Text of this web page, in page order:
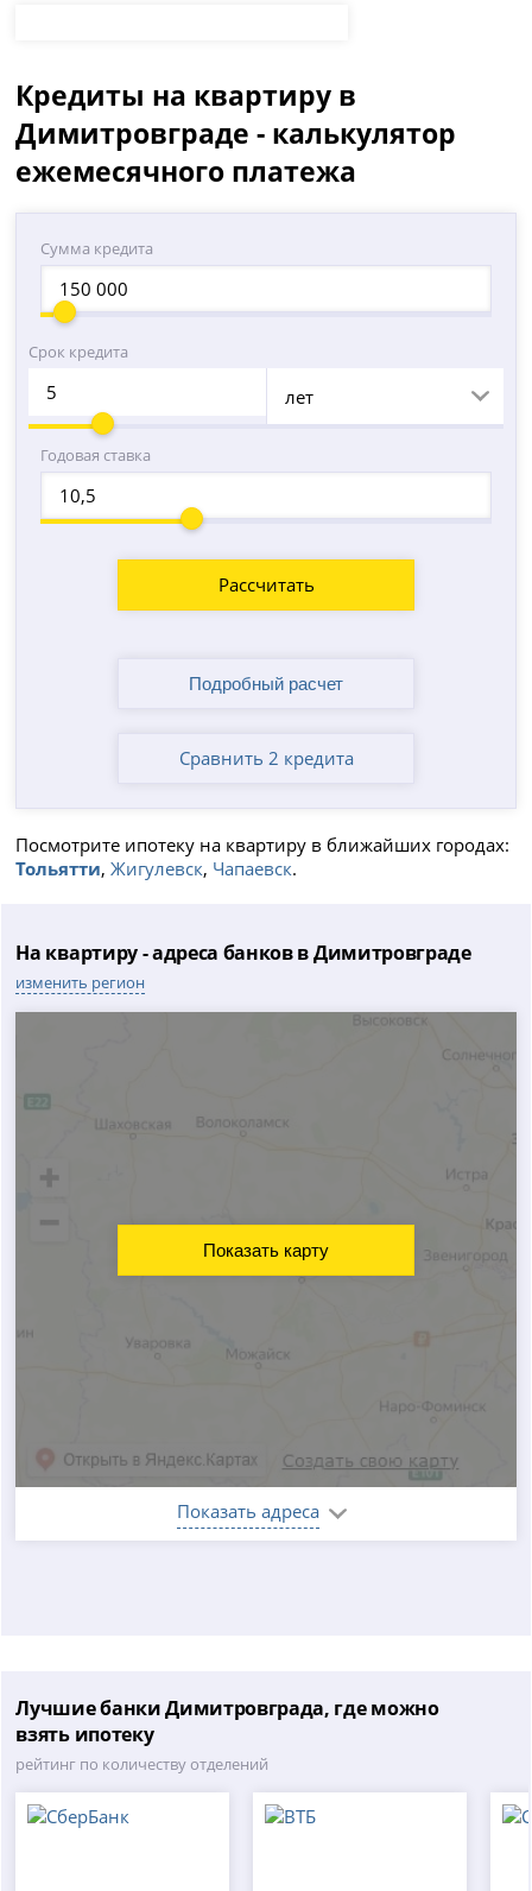
Кредиты на квартиру в
Димитровграде - калькулятор
ежемесячного платежа
Сумма кредита
Срок кредита
лет
Годовая ставка
Рассчитать
Сравнить 2 кредита
Посмотрите ипотеку на квартиру в ближайших городах:
Тольятти,Жигулевск, Чапаевск.
На квартиру - адреса банков в Димитровграде
изменить регион
Показать адреса
Показать карту
Лучшие банки Димитровграда, где можно
взять ипотеку
рейтинг по количеству отделений